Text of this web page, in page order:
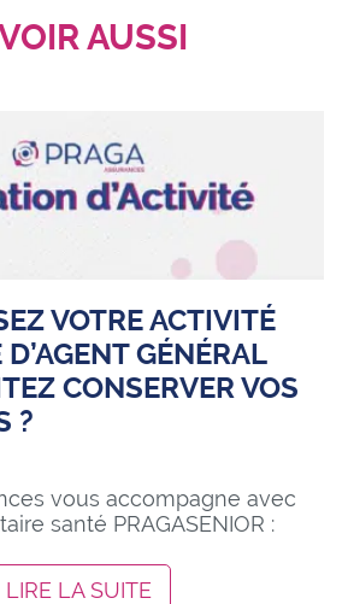
AUSSI
VOTRE ACTIVITÉ
D’AGENT GÉNÉRAL
CONSERVER VOS
?
vous accompagne avec
santé PRAGASENIOR :
LIRE LA SUITE